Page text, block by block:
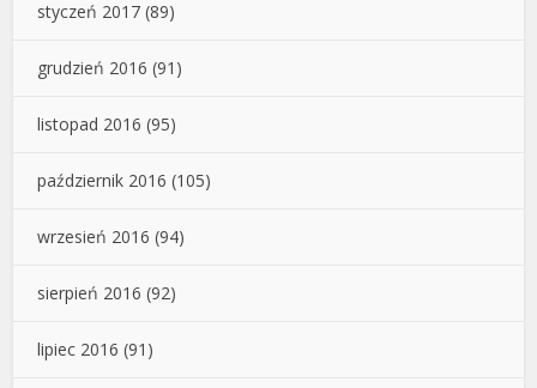
styczeń 2017 (89)
grudzień 2016 (91)
listopad 2016 (95)
październik 2016 (105)
wrzesień 2016 (94)
sierpień 2016 (92)
lipiec 2016 (91)